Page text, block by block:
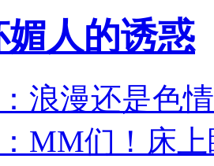
人的诱惑
浪漫还是色
MM们！床